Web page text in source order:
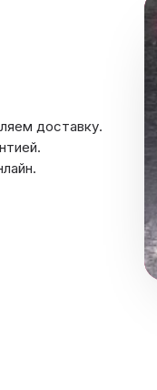
шкаф
доставку.